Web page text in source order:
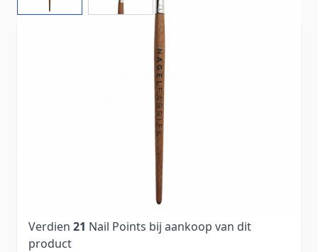
Acrylpenseel ovaal maat 8 met natuurlijke haren
voor een vloeiende en gecontroleerde
acrylapplicatie. De ovale vorm zorgt voor
precisie bij de nagelriem en zachte overgangen,
ideaal voor zowel detailwerk als volledige
nagelopbouw. Perfect voor professioneel
gebruik en consistente resultaten.
Verdien 21 Nail Points bij aankoop van dit
product